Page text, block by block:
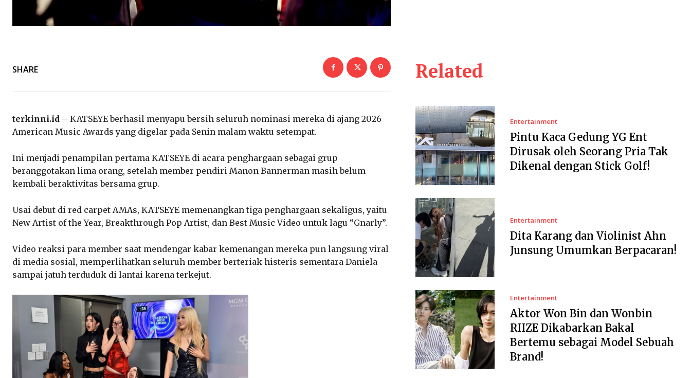
SHARE
terkinni.id – KATSEYE berhasil menyapu bersih seluruh nominasi mereka di ajang 2026
American Music Awards yang digelar pada Senin malam waktu setempat.
Ini menjadi penampilan pertama KATSEYE di acara penghargaan sebagai grup
beranggotakan lima orang, setelah member pendiri Manon Bannerman masih belum
kembali beraktivitas bersama grup.
Usai debut di red carpet AMAs, KATSEYE memenangkan tiga penghargaan sekaligus, yaitu
New Artist of the Year, Breakthrough Pop Artist, dan Best Music Video untuk lagu “Gnarly”.
Video reaksi para member saat mendengar kabar kemenangan mereka pun langsung viral
di media sosial, memperlihatkan seluruh member berteriak histeris sementara Daniela
sampai jatuh terduduk di lantai karena terkejut.
Related
Entertainment
Pintu Kaca Gedung YG Ent
Dirusak oleh Seorang Pria Tak
Dikenal dengan Stick Golf!
Entertainment
Dita Karang dan Violinist Ahn
Junsung Umumkan Berpacaran!
Entertainment
Aktor Won Bin dan Wonbin
RIIZE Dikabarkan Bakal
Bertemu sebagai Model Sebuah
Brand!